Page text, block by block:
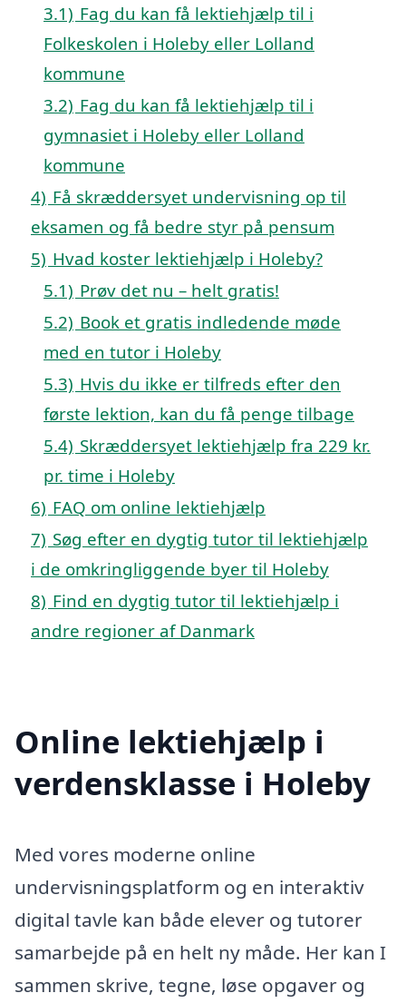
3.1) Fag du kan få lektiehjælp til i
Folkeskolen i Holeby eller Lolland
kommune
3.2) Fag du kan få lektiehjælp til i
gymnasiet i Holeby eller Lolland
kommune
4) Få skræddersyet undervisning op til
eksamen og få bedre styr på pensum
5) Hvad koster lektiehjælp i Holeby?
5.1) Prøv det nu – helt gratis!
5.2) Book et gratis indledende møde
med en tutor i Holeby
5.3) Hvis du ikke er tilfreds efter den
første lektion, kan du få penge tilbage
5.4) Skræddersyet lektiehjælp fra 229 kr.
pr. time i Holeby
6) FAQ om online lektiehjælp
7) Søg efter en dygtig tutor til lektiehjælp
i de omkringliggende byer til Holeby
8) Find en dygtig tutor til lektiehjælp i
andre regioner af Danmark
Online lektiehjælp i
verdensklasse i Holeby
Med vores moderne online
undervisningsplatform og en interaktiv
digital tavle kan både elever og tutorer
samarbejde på en helt ny måde. Her kan I
sammen skrive, tegne, løse opgaver og